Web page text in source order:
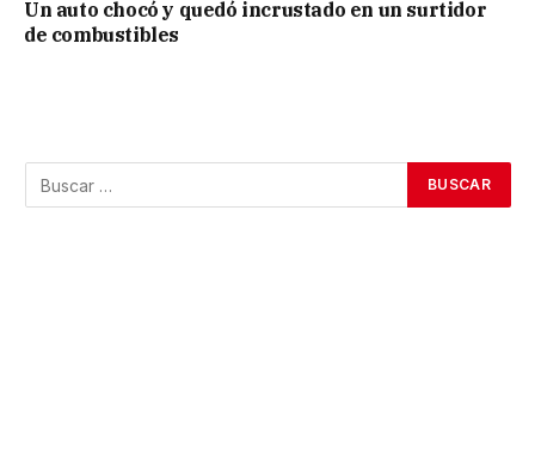
Un auto chocó y quedó incrustado en un surtidor
de combustibles